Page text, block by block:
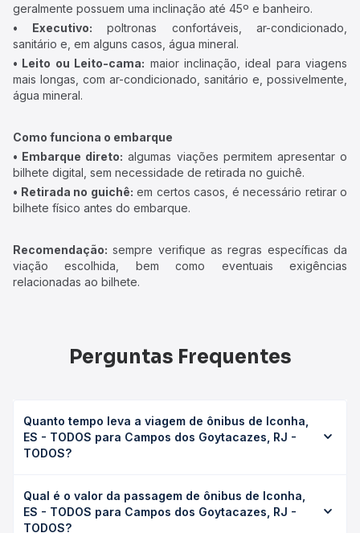
geralmente possuem uma inclinação até 45º e banheiro.
• Executivo: poltronas confortáveis, ar-condicionado,
sanitário e, em alguns casos, água mineral.
• Leito ou Leito-cama: maior inclinação, ideal para viagens
mais longas, com ar-condicionado, sanitário e, possivelmente,
água mineral.
Como funciona o embarque
• Embarque direto: algumas viações permitem apresentar o
bilhete digital, sem necessidade de retirada no guichê.
• Retirada no guichê: em certos casos, é necessário retirar o
bilhete físico antes do embarque.
Recomendação: sempre verifique as regras específicas da
viação escolhida, bem como eventuais exigências
relacionadas ao bilhete.
Perguntas Frequentes
Quanto tempo leva a viagem de ônibus de Iconha,
ES - TODOS para Campos dos Goytacazes, RJ -
TODOS?
dos Goytacazes, RJ - TODOS leva em média 3h 10min,
podendo variar conforme a viação, o tipo de serviço
(convencional, executivo ou leito) e as condições de
Qual é o valor da passagem de ônibus de Iconha,
ES - TODOS para Campos dos Goytacazes, RJ -
TODOS?